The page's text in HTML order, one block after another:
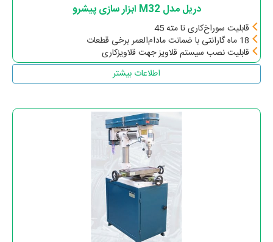
دریل مدل M32 ابزار سازی پیشرو
قابلیت سوراخ‌کاری تا مته 45
18 ماه گارانتی با ضمانت مادام‌العمر برخی قطعات
قابلیت نصب سیستم قلاویز جهت قلاویزکاری
اطلاعات بیشتر